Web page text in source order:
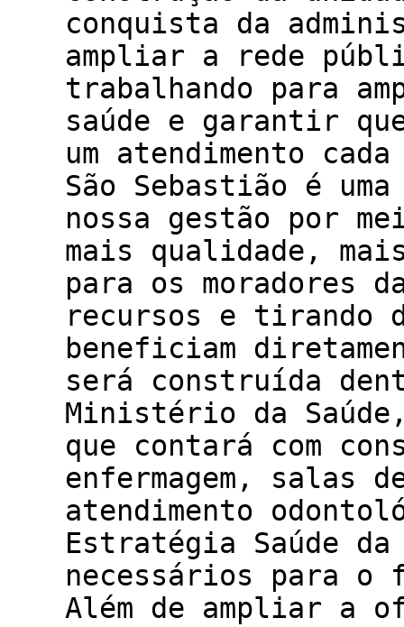
conquista da
ampliar a rede
trabalhando para
saúde e garantir
um atendimento
São Sebastião é
nossa gestão por
mais qualidade,
para os moradores
recursos e tirando
beneficiam
será construída
Ministério da
que contará com
enfermagem, salas
atendimento
Estratégia Saúde
necessários para o
Além de ampliar a